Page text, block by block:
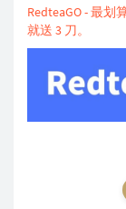
RedteaGO - 最划
就送 3 刀。